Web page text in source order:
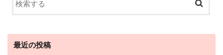
最近の投稿